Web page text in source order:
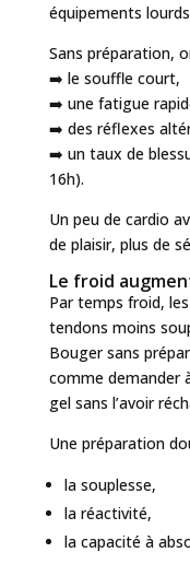
équipements
Sans préparation,
➡️ le souffle court,
➡️ une fatigue
➡️ des réflexes
➡️ un taux de
16h).
Un peu de cardio
de plaisir, plus de
Le froid
Par temps froid,
tendons moins
Bouger sans
comme demander
gel sans l’avoir
Une préparation
la souplesse,
la réactivité,
la capacité à